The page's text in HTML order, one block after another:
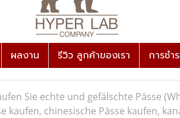
ผลงาน รีวิว ลูกค้าของเรา การชำ
Sie echte und gefälschte Pässe
kaufen, chinesische Pässe kaufen,